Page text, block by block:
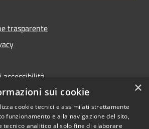
trasparente
accessibilità
Copyright © 2026 • Comune di
×
sui cookie
cookie tecnici e assimilati strettamente
funzionamento e alla navigazione del sito,
tecnico analitico al solo fine di elaborare